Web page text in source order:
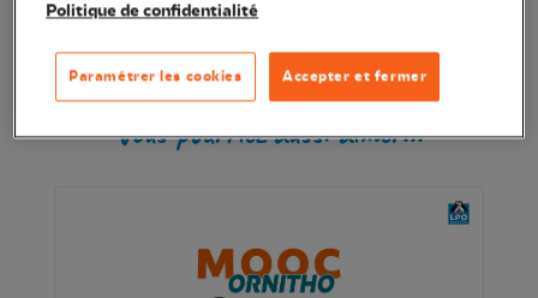
Produits similaires
Vous pourriez aussi aimer...
Politique de confidentialité
Accepter et fermer
Paramétrer les cookies